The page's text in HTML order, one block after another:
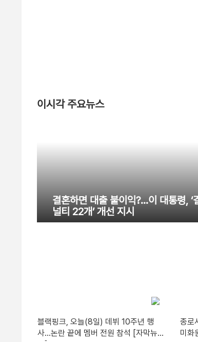
이시각 주요뉴스
결혼하면 대출 불이익?…이 대통령, ‘
널티 22개’ 개선 지시
블랙핑크, 오늘(8일) 데뷔 10주년 행
사…논란 끝에 멤버 전원 참석 [자막뉴
종로
미화